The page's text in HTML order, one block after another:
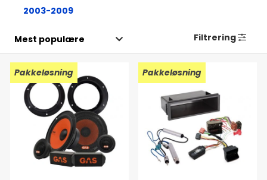
2003-2009
Filtrering
Pakkeløsning Pakkeløsning